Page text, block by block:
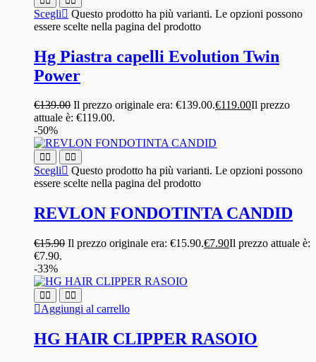
Scegli
Questo prodotto ha più varianti. Le opzioni possono
essere scelte nella pagina del prodotto
Hg Piastra capelli Evolution Twin
Power
€139.00 Il prezzo originale era: €139.00.€119.00Il prezzo
attuale è: €119.00.
-50%
Scegli
Questo prodotto ha più varianti. Le opzioni possono
essere scelte nella pagina del prodotto
REVLON FONDOTINTA CANDID
€15.90 Il prezzo originale era: €15.90.€7.90Il prezzo attuale è:
€7.90.
-33%
Aggiungi al carrello
HG HAIR CLIPPER RASOIO